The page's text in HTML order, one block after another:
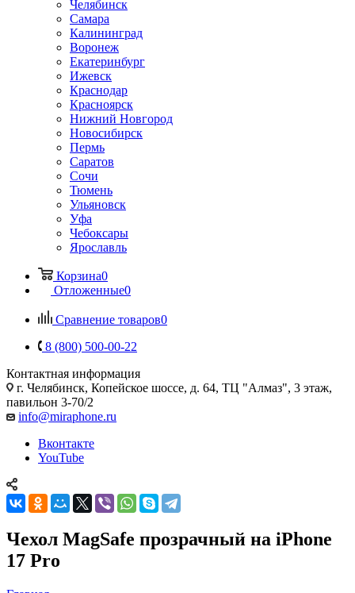
Челябинск
Самара
Калининград
Воронеж
Екатеринбург
Ижевск
Краснодар
Красноярск
Нижний Новгород
Новосибирск
Пермь
Саратов
Сочи
Тюмень
Ульяновск
Уфа
Чебоксары
Ярославль
Корзина0
Отложенные0
Сравнение товаров0
8 (800) 500-00-22
Контактная информация
г. Челябинск, Копейское шоссе, д. 64, ТЦ "Алмаз", 3 этаж,
павильон 3-70/2
info@miraphone.ru
Вконтакте
YouTube
Чехол MagSafe прозрачный на iPhone
17 Pro